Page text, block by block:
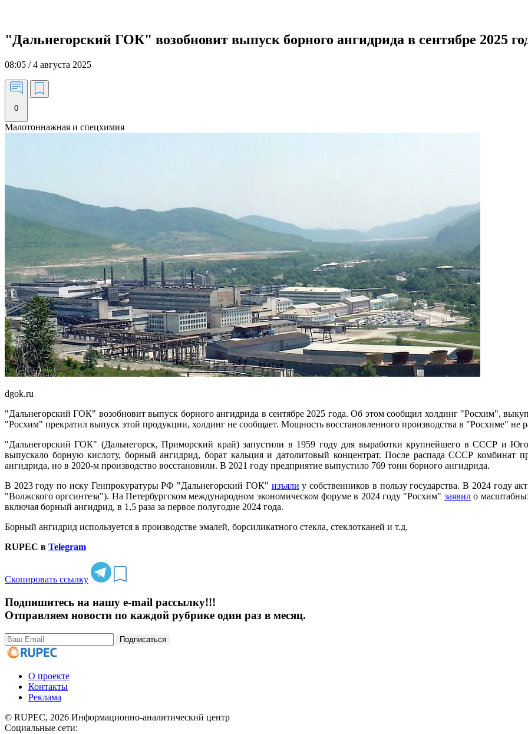
"Дальнегорский ГОК" возобновит выпуск борного ангидрида в сентябре 2025
08:05 / 4 августа 2025
0
dgok.ru
"Дальнегорский ГОК" возобновит выпуск борного ангидрида в сентябре 2025 года. Об этом сообщил холдинг "Росхим",
"Росхим" прекратил выпуск этой продукции, холдинг не сообщает. Мощность восстановленного производства в "Росхиме" не
"Дальнегорский ГОК" (Дальнегорск, Приморский край) запустили в 1959 году для выработки крупнейшего в СССР и
выпускало борную кислоту, борный ангидрид, борат кальция и датолитовый концентрат. После распада СССР комбинат
ангидрида, но в 2020-м производство восстановили. В 2021 году предприятие выпустило 769 тонн борного ангидрида.
В 2023 году по иску Генпрокуратуры РФ "Дальнегорский ГОК" изъяли у собственников в пользу государства. В 2024 году
"Волжского оргсинтеза"). На Петербургском международном экономическом форуме в 2024 году "Росхим" заявило
включая борный ангидрид, в 1,5 раза за первое полугодие 2024 года.
Борный ангидрид используется в производстве эмалей, борсиликатного стекла, стеклотканей и т.д.
RUPEC в Telegram
Скопировать ссылку
Подпишитесь на нашу e-mail рассылку!!!
Отправляем новости по каждой рубрике один раз в месяц.
Подписаться
О проекте
Контакты
Реклама
© RUPEC, 2026 Информационно-аналитический центр
Социальные сети: